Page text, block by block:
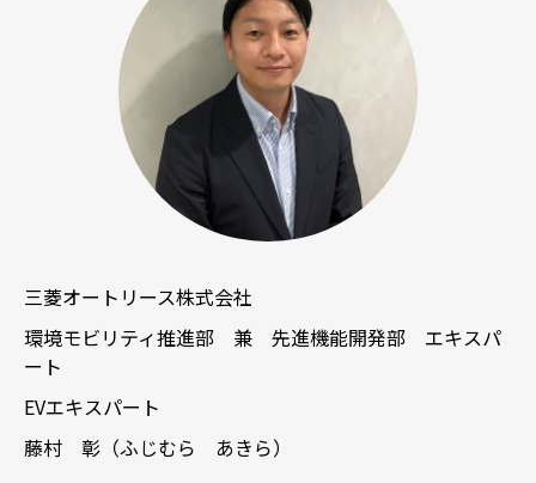
三菱オートリース株式会社
環境モビリティ推進部 兼 先進機能開発部 エキスパ
ート
EVエキスパート
藤村 彰（ふじむら あきら）